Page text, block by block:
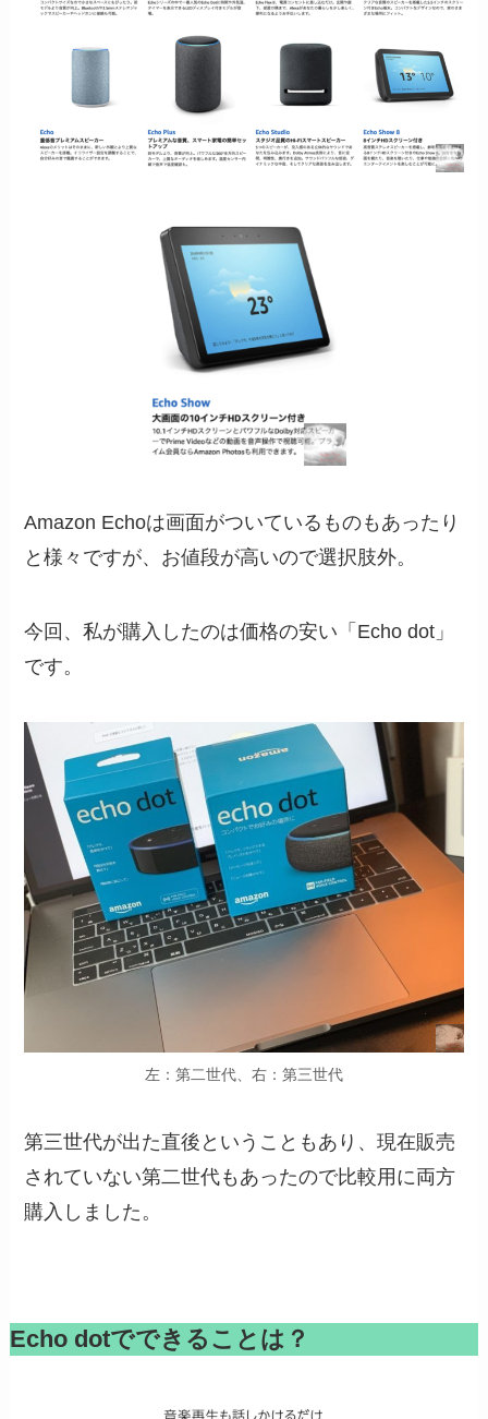
Amazon Echoは画面がついているものもあったり
と様々ですが、お値段が高いので選択肢外。
今回、私が購入したのは価格の安い「Echo dot」
です。
左：第二世代、右：第三世代
第三世代が出た直後ということもあり、現在販売
されていない第二世代もあったので比較用に両方
購入しました。
Echo dotでできることは？